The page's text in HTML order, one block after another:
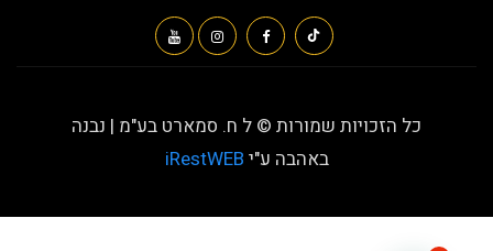
כל הזכויות שמורות © ל ח. סמארט בע"מ | נבנה
באהבה ע"יiRestWEB